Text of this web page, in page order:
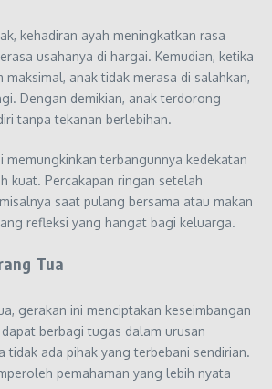
kehadiran ayah meningkatkan rasa
usahanya di hargai. Kemudian, ketika
maksimal, anak tidak merasa di salahkan,
Dengan demikian, anak terdorong
tanpa tekanan berlebihan.
memungkinkan terbangunnya kedekatan
kuat. Percakapan ringan setelah
saat pulang bersama atau makan
refleksi yang hangat bagi keluarga.
Tua
gerakan ini menciptakan keseimbangan
berbagi tugas dalam urusan
tidak ada pihak yang terbebani sendirian.
pemahaman yang lebih nyata